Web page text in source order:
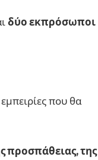
δύο εκπρόσωποι
που θα
προσπάθειας, της